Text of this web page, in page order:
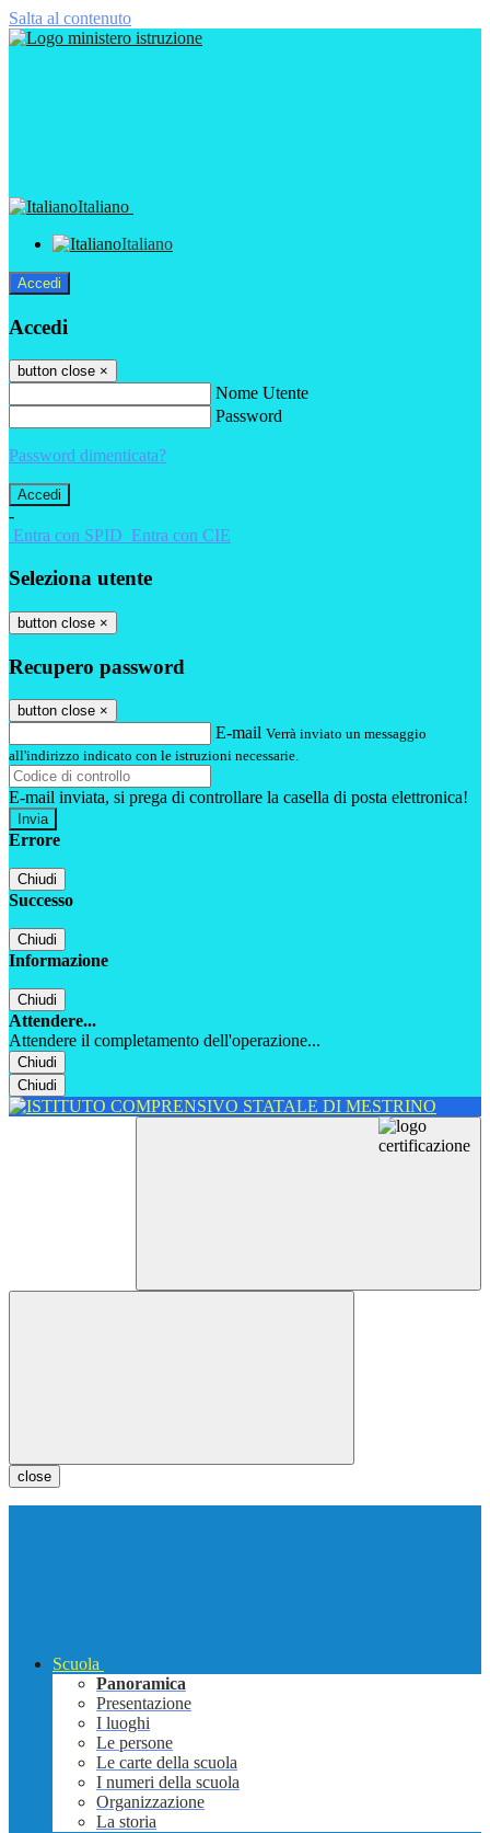
Salta al contenuto
Italiano
Italiano
Accedi
Accedi
button close ×
Nome Utente
Password
Password dimenticata?
-
Entra con SPID Entra con CIE
Seleziona utente
button close ×
Recupero password
button close ×
E-mail Verrà inviato un messaggio
all'indirizzo indicato con le istruzioni necessarie.
E-mail inviata, si prega di controllare la casella di posta elettronica!
Errore
Chiudi
Successo
Chiudi
Informazione
Chiudi
Attendere...
Attendere il completamento dell'operazione...
Chiudi
Chiudi
close
Scuola
Panoramica
Presentazione
I luoghi
Le persone
Le carte della scuola
I numeri della scuola
Organizzazione
La storia